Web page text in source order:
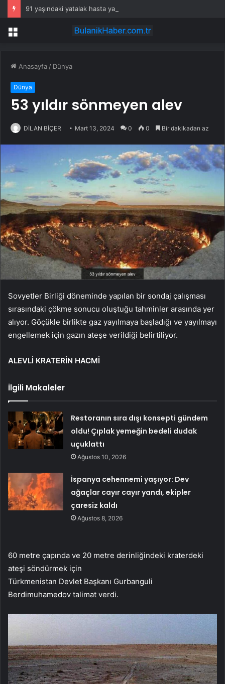
91 yaşındaki yatalak hasta yangında hayatını kaybetti
Menü
Anasayfa / Dünya
Dünya
53 yıldır sönmeyen alev
DİLAN BİÇER Mart 13, 2024 0 0 Bir dakikadan az
Sovyetler Birliği döneminde yapılan bir sondaj çalışması
sırasındaki çökme sonucu oluştuğu tahminler arasında yer
alıyor. Göçükle birlikte gaz yayılmaya başladığı ve yayılmayı
engellemek için gazın ateşe verildiği belirtiliyor.
ALEVLİ KRATERİN HACMİ
İlgili Makaleler
Restoranın sıra dışı konsepti gündem
oldu! Çıplak yemeğin bedeli dudak
uçuklattı
Ağustos 10, 2026
İspanya cehennemi yaşıyor: Dev
ağaçlar cayır cayır yandı, ekipler
çaresiz kaldı
Ağustos 8, 2026
60 metre çapında ve 20 metre derinliğindeki kraterdeki
ateşi söndürmek için
Türkmenistan Devlet Başkanı Gurbanguli
Berdimuhamedov talimat verdi.